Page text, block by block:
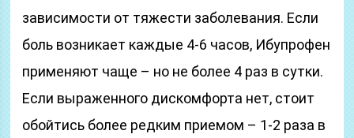
зависимости от тяжести заболевания. Если
боль возникает каждые 4-6 часов, Ибупрофен
применяют чаще – но не более 4 раз в сутки.
Если выраженного дискомфорта нет, стоит
обойтись более редким приемом – 1-2 раза в